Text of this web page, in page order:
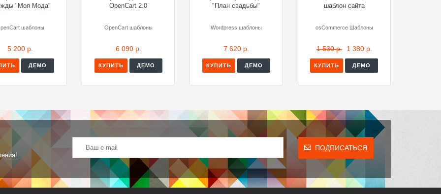
"Моя Мода"
шаблоны
5 200 р.
ДЕМО
OpenCart 2.0
OpenCart шаблоны
6 090 р.
КУПИТЬ ДЕМО
"План свадьбы"
Wordpress шаблоны
7 620 р.
КУПИТЬ ДЕМО
шаблон сайта
osCommerce Шаблоны
1 530 р. 1 380 р.
КУПИТЬ ДЕМО
ПОДПИСАТЬСЯ